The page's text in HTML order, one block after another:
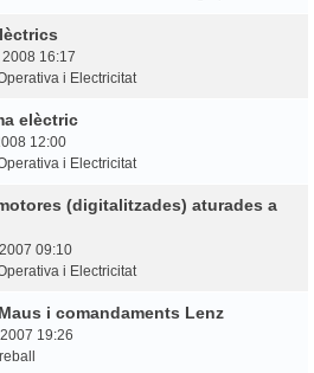
16:17
i Electricitat
elèctric
12:00
i Electricitat
(digitalitzades) aturades a
09:10
i Electricitat
i comandaments Lenz
19:26